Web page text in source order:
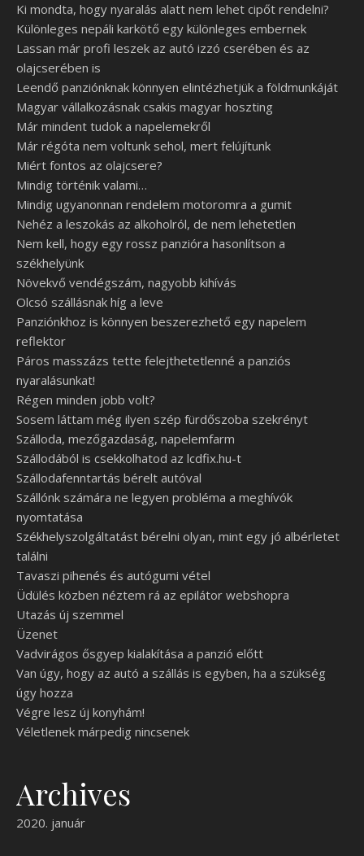
Ki mondta, hogy nyaralás alatt nem lehet cipőt rendelni?
Különleges nepáli karkötő egy különleges embernek
Lassan már profi leszek az autó izzó cserében és az
olajcserében is
Leendő panziónknak könnyen elintézhetjük a földmunkáját
Magyar vállalkozásnak csakis magyar hoszting
Már mindent tudok a napelemekről
Már régóta nem voltunk sehol, mert felújítunk
Miért fontos az olajcsere?
Mindig történik valami…
Mindig ugyanonnan rendelem motoromra a gumit
Nehéz a leszokás az alkoholról, de nem lehetetlen
Nem kell, hogy egy rossz panzióra hasonlítson a
székhelyünk
Növekvő vendégszám, nagyobb kihívás
Olcsó szállásnak híg a leve
Panziónkhoz is könnyen beszerezhető egy napelem
reflektor
Páros masszázs tette felejthetetlenné a panziós
nyaralásunkat!
Régen minden jobb volt?
Sosem láttam még ilyen szép fürdőszoba szekrényt
Szálloda, mezőgazdaság, napelemfarm
Szállodából is csekkolhatod az lcdfix.hu-t
Szállodafenntartás bérelt autóval
Szállónk számára ne legyen probléma a meghívók
nyomtatása
Székhelyszolgáltatást bérelni olyan, mint egy jó albérletet
találni
Tavaszi pihenés és autógumi vétel
Üdülés közben néztem rá az epilátor webshopra
Utazás új szemmel
Üzenet
Vadvirágos ősgyep kialakítása a panzió előtt
Van úgy, hogy az autó a szállás is egyben, ha a szükség
úgy hozza
Végre lesz új konyhám!
Véletlenek márpedig nincsenek
Archives
2020. január